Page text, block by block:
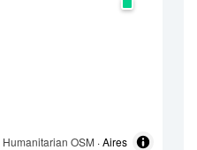
Humanitarian OSM · Aires